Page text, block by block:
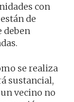
con
de
deben
se realiza
sustancial,
vecino no